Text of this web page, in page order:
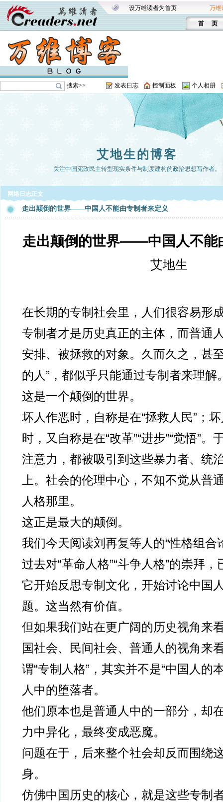
设万维读者为首页 万维
首 页
搜索>> 发表日志 控制面板 个人相册
艾地生的博客
关注中国宪政民主转型现实条件与制度建构的政治思想写作者。
网络日志正文
走出颠倒的世界——中国人不能由专制者来定义
走出颠倒的世界——中国人不能
艾地生
在长期的专制社会里，人们很容易形
专制者才是历史真正的主体，而普通
安排、被拯救的对象。久而久之，甚
的人”，都似乎只能通过专制者来理解
这是一个颠倒的世界。
坏人作恶时，自称是在“拯救人民”；
时，又自称是在“改革”“进步”“觉悟”。
注意力，都被吸引到这些暴力者、统
上。社会的伦理中心，不知不觉从普
人格那里。
这正是最大的颠倒。
我们今天阅读刘再复等人的“性格组合
过去对“革命人格”“斗争人格”的崇拜
它开始反思专制文化，开始讨论中国
题。这当然有价值。
但如果我们站在更广阔的历史视角来
国社会、民间社会、普通人的视角来
谓“专制人格”，其实并不是“中国人的
人中的堕落者。
他们原本也是普通人中的一部分，却
力中异化，最终变成恶魔。
问题在于，后来整个社会却反而围绕
身。
仿佛中国历史的核心，就是这些专制